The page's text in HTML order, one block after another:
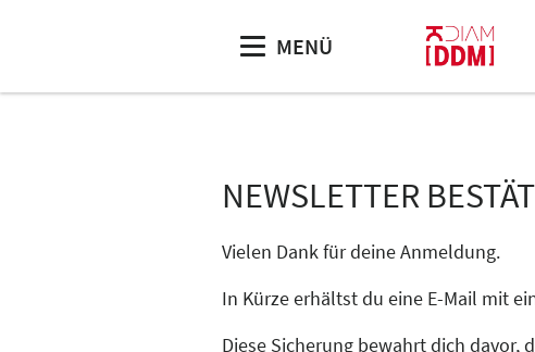
MENÜ
NEWSLETTER
Vielen Dank für deine Anmeldung.
In Kürze erhältst du eine E-Mail mit
Diese Sicherung bewahrt dich